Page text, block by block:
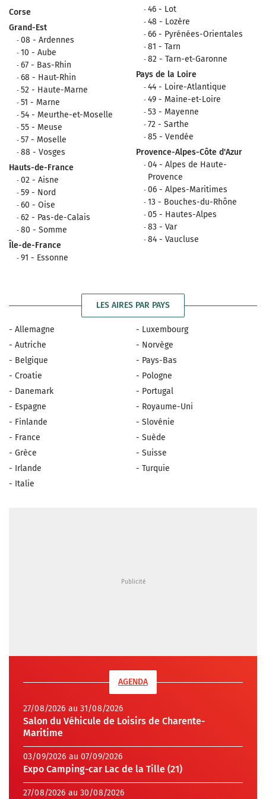
Corse
Grand-Est
08 - Ardennes
10 - Aube
67 - Bas-Rhin
68 - Haut-Rhin
52 - Haute-Marne
51 - Marne
54 - Meurthe-et-Moselle
55 - Meuse
57 - Moselle
88 - Vosges
Hauts-de-France
02 - Aisne
59 - Nord
60 - Oise
62 - Pas-de-Calais
80 - Somme
Île-de-France
91 - Essonne
46 - Lot
48 - Lozère
66 - Pyrénées-Orientales
81 - Tarn
82 - Tarn-et-Garonne
Pays de la Loire
44 - Loire-Atlantique
49 - Maine-et-Loire
53 - Mayenne
72 - Sarthe
85 - Vendée
Provence-Alpes-Côte d'Azur
04 - Alpes de Haute-
Provence
06 - Alpes-Maritimes
13 - Bouches-du-Rhône
05 - Hautes-Alpes
83 - Var
84 - Vaucluse
LES AIRES PAR PAYS
- Allemagne
- Autriche
- Belgique
- Croatie
- Danemark
- Espagne
- Finlande
- France
- Grèce
- Irlande
- Italie
- Luxembourg
- Norvège
- Pays-Bas
- Pologne
- Portugal
- Royaume-Uni
- Slovénie
- Suède
- Suisse
- Turquie
AGENDA
27/08/2026 au 31/08/2026
Salon du Véhicule de Loisirs de Charente-
Maritime
03/09/2026 au 07/09/2026
Expo Camping-car Lac de la Tille (21)
27/08/2026 au 30/08/2026